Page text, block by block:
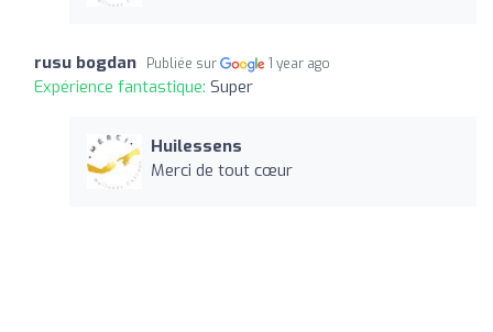
rusu bogdan Publiée sur 1 year ago
Expérience fantastique: Super
Huilessens
Merci de tout cœur